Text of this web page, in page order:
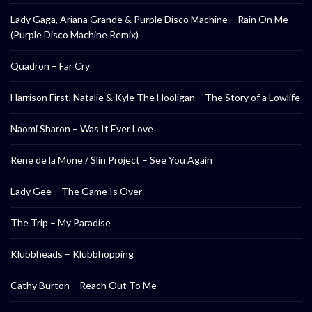
Lady Gaga, Ariana Grande & Purple Disco Machine – Rain On Me
(Purple Disco Machine Remix)
Quadron – Far Cry
Harrison First, Natalie & Kyle The Hooligan – The Story of a Lowlife
Naomi Sharon – Was It Ever Love
Rene de la Mone / Slin Project – See You Again
Lady Gee – The Game Is Over
The Trip – My Paradise
Klubbheads – Klubbhopping
Cathy Burton – Reach Out To Me